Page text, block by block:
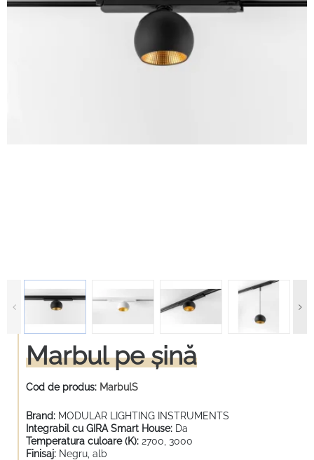
Marbul pe șină
Cod de produs: MarbulS
Brand: MODULAR LIGHTING INSTRUMENTS
Integrabil cu GIRA Smart House: Da
Temperatura culoare (K): 2700, 3000
Finisaj: Negru, alb